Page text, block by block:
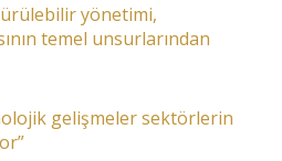
yönetimi,
temel unsurlarından
gelişmeler sektörlerin